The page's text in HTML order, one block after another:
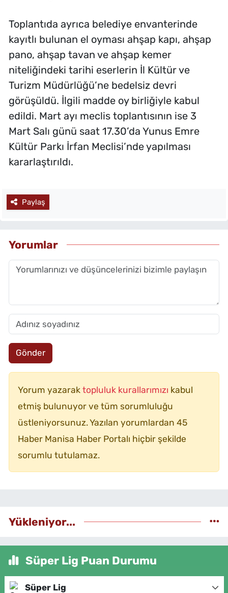
Toplantıda ayrıca belediye envanterinde
kayıtlı bulunan el oyması ahşap kapı, ahşap
pano, ahşap tavan ve ahşap kemer
niteliğindeki tarihi eserlerin İl Kültür ve
Turizm Müdürlüğü’ne bedelsiz devri
görüşüldü. İlgili madde oy birliğiyle kabul
edildi. Mart ayı meclis toplantısının ise 3
Mart Salı günü saat 17.30’da Yunus Emre
Kültür Parkı İrfan Meclisi’nde yapılması
kararlaştırıldı.
Paylaş
Yorumlar
Gönder
Yorum yazarak topluluk kurallarımızı kabul
etmiş bulunuyor ve tüm sorumluluğu
üstleniyorsunuz. Yazılan yorumlardan 45
Haber Manisa Haber Portalı hiçbir şekilde
sorumlu tutulamaz.
Yükleniyor...
Süper Lig Puan Durumu
Süper Lig